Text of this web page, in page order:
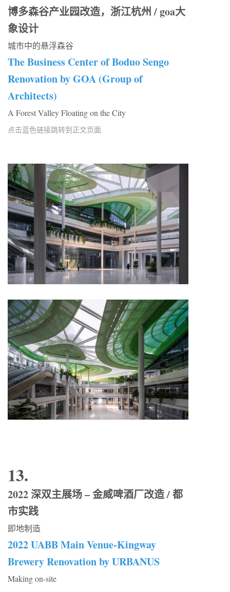
博多森谷产业园改造，浙江杭州 / goa大
象设计
城市中的悬浮森谷
The Business Center of Boduo Sengo
Renovation by GOA (Group of
Architects)
A Forest Valley Floating on the City
点击蓝色链接跳转到正文页面
13.
2022 深双主展场 – 金威啤酒厂改造 / 都
市实践
即地制造
2022 UABB Main Venue-Kingway
Brewery Renovation by URBANUS
Making on-site